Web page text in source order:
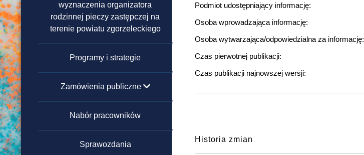
Ośrodek Interwencji
Kryzysowej
wyznaczenia organizatora
rodzinnej pieczy zastępczej na
terenie powiatu zgorzeleckiego
Programy i strategie
Zamówienia publiczne
poniżej 130 000 zł
powyżej 130 000 zł
Nabór pracowników
Sprawozdania
Podmiot udostępniający informację:
Osoba wprowadzająca informację:
Osoba wytwarzająca/odpowiedzialna za informację:
Czas pierwotnej publikacji:
Czas publikacji najnowszej wersji:
Historia zmian